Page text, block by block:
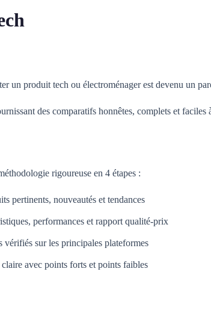
un produit tech ou électroménager est devenu un
des comparatifs honnêtes, complets et faciles
rigoureuse en 4 étapes :
pertinents, nouveautés et tendances
performances et rapport qualité-prix
vérifiés sur les principales plateformes
avec points forts et points faibles